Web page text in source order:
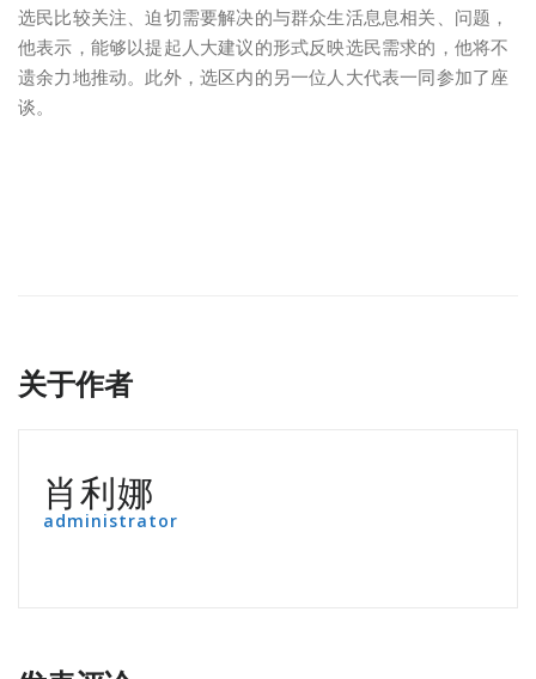
选民比较关注、迫切需要解决的与群众生活息息相关、问题，
他表示，能够以提起人大建议的形式反映选民需求的，他将不
遗余力地推动。此外，选区内的另一位人大代表一同参加了座
谈。
关于作者
肖利娜
administrator